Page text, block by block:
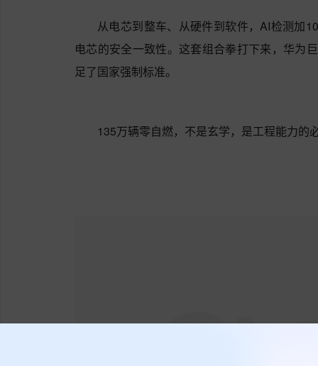
从电芯到整车、从硬件到软件，AI检测加
电芯的安全一致性。这套组合拳打下来，华为
足了国家强制标准。
135万辆零自燃，不是玄学，是工程能力的